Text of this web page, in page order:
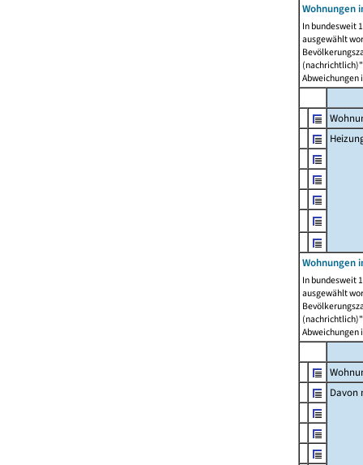
Wohnungen
In bundesweit
ausgewählt
Abweichungen
Wohnungen
In bundesweit
ausgewählt
Abweichungen
Davon